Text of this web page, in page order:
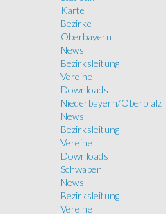
Karte
Bezirke
Oberbayern
News
Bezirksleitung
Vereine
Downloads
Niederbayern/Oberpfalz
News
Bezirksleitung
Vereine
Downloads
Schwaben
News
Bezirksleitung
Vereine